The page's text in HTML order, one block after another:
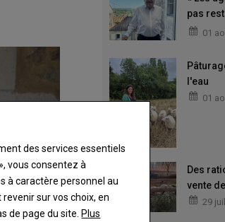
pas
01
l'eau
01
Des
vente
29
des services essentiels
vous consentez à
à caractère personnel au
sur vos choix, en
de page du site. Plus